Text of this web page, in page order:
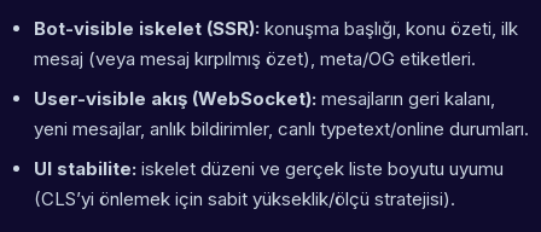
Bot-visible iskelet (SSR): konuşma başlığı, konu özeti, ilk
mesaj (veya mesaj kırpılmış özet), meta/OG etiketleri.
User-visible akış (WebSocket): mesajların geri kalanı,
yeni mesajlar, anlık bildirimler, canlı typetext/online durumları.
UI stabilite: iskelet düzeni ve gerçek liste boyutu uyumu
(CLS’yi önlemek için sabit yükseklik/ölçü stratejisi).